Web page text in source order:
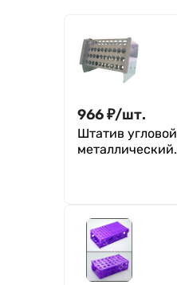
966₽/шт.
Штатив угловой
металлический